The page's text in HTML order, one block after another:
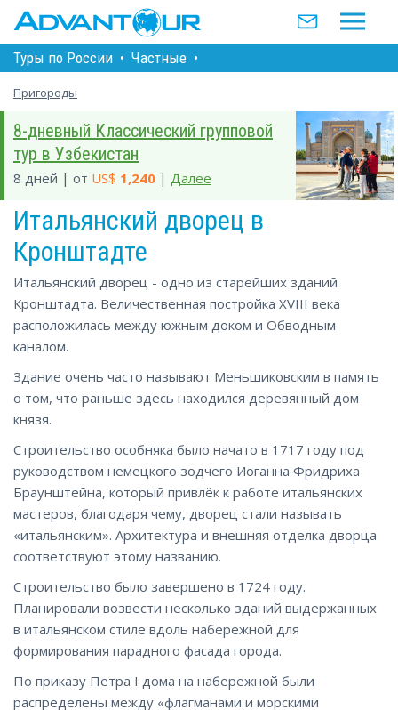
Туры по Росcии • Частные •
Пригороды
8-дневный Классический групповой
тур в Узбекистан
8 дней | от US$ 1,240 | Далее
Итальянский дворец в
Кронштадте
Итальянский дворец - одно из старейших зданий
Кронштадта. Величественная постройка XVIII века
расположилась между южным доком и Обводным
каналом.
Здание очень часто называют Меньшиковским в память
о том, что раньше здесь находился деревянный дом
князя.
Строительство особняка было начато в 1717 году под
руководством немецкого зодчего Иоганна Фридриха
Браунштейна, который привлёк к работе итальянских
мастеров, благодаря чему, дворец стали называть
«итальянским». Архитектура и внешняя отделка дворца
соответствуют этому названию.
Строительство было завершено в 1724 году.
Планировали возвести несколько зданий выдержанных
в итальянском стиле вдоль набережной для
формирования парадного фасада города.
По приказу Петра I дома на набережной были
распределены между «флагманами и морскими